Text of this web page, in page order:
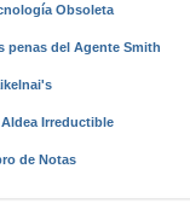
Obsoleta
penas del Agente Smith
Irreductible
de Notas